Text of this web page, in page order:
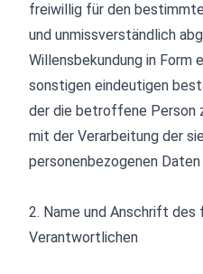
freiwillig für den
und unmissverständlich
Willensbekundung in Form
sonstigen eindeutigen
der die betroffene Person
mit der Verarbeitung der
personenbezogenen
2. Name und Anschrift des
Verant­wortlichen